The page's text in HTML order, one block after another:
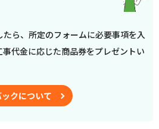
ら、所定のフォームに必要事項を入
事代金に応じた商品券をプレゼントい
クについて